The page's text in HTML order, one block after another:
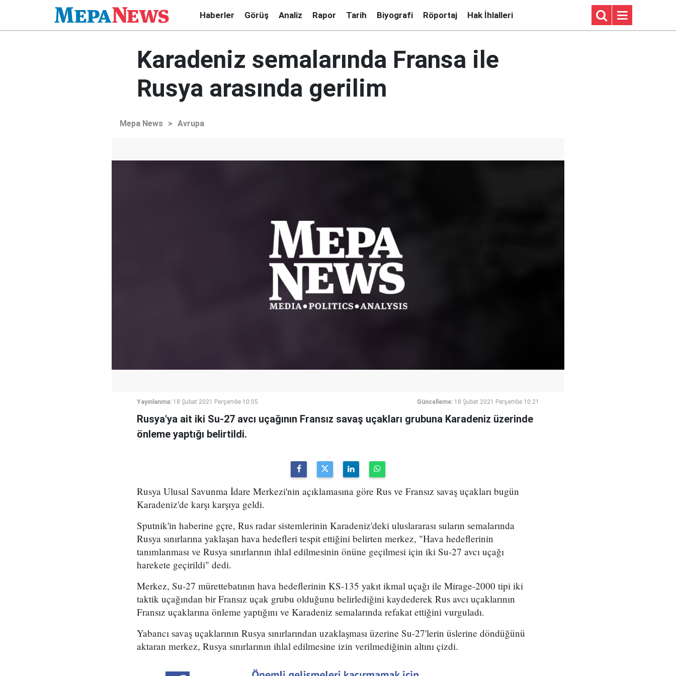
Haberler Görüş Analiz Rapor Tarih Biyografi Röportaj Hak İhlalleri
Karadeniz semalarında Fransa ile
Rusya arasında gerilim
Mepa News > Avrupa
Yayınlanma: 18 Şubat 2021 Perşembe 10:05 Güncelleme: 18 Şubat 2021 Perşembe 10:21
Rusya'ya ait iki Su-27 avcı uçağının Fransız savaş uçakları grubuna Karadeniz üzerinde
önleme yaptığı belirtildi.
Rusya Ulusal Savunma İdare Merkezi'nin açıklamasına göre Rus ve Fransız savaş uçakları bugün
Karadeniz'de karşı karşıya geldi.
Sputnik'in haberine gçre, Rus radar sistemlerinin Karadeniz'deki uluslararası suların semalarında
Rusya sınırlarına yaklaşan hava hedefleri tespit ettiğini belirten merkez, "Hava hedeflerinin
tanımlanması ve Rusya sınırlarının ihlal edilmesinin önüne geçilmesi için iki Su-27 avcı uçağı
harekete geçirildi" dedi.
Merkez, Su-27 mürettebatının hava hedeflerinin KS-135 yakıt ikmal uçağı ile Mirage-2000 tipi iki
taktik uçağından bir Fransız uçak grubu olduğunu belirlediğini kaydederek Rus avcı uçaklarının
Fransız uçaklarına önleme yaptığını ve Karadeniz semalarında refakat ettiğini vurguladı.
Yabancı savaş uçaklarının Rusya sınırlarından uzaklaşması üzerine Su-27'lerin üslerine döndüğünü
aktaran merkez, Rusya sınırlarının ihlal edilmesine izin verilmediğinin altını çizdi.